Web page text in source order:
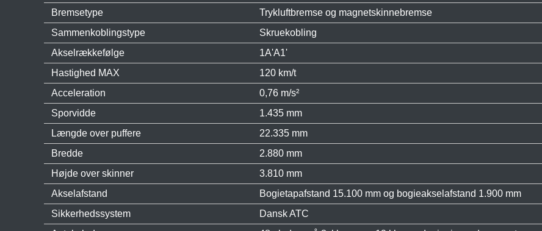
Bremsetype
Trykluftbremse og magnetskinnebremse
Sammenkoblingstype
Skruekobling
Akselrækkefølge
1A'A1'
Hastighed MAX
120 km/t
Acceleration
0,76 m/s²
Sporvidde
1.435 mm
Længde over puffere
22.335 mm
Bredde
2.880 mm
Højde over skinner
3.810 mm
Akselafstand
Bogietapafstand 15.100 mm og bogieakselafstand 1.900 mm
Sikkerhedssystem
Dansk ATC